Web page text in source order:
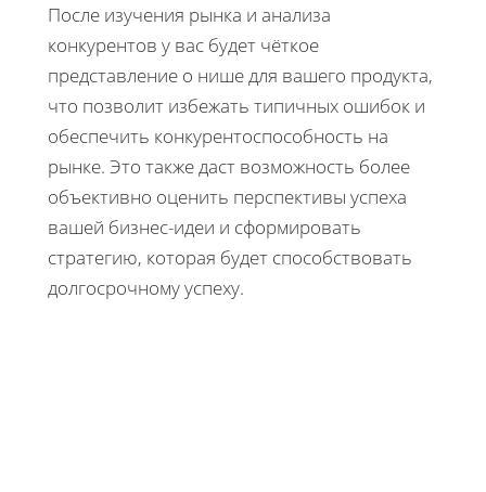
После изучения рынка и анализа
конкурентов у вас будет чёткое
представление о нише для вашего продукта,
что позволит избежать типичных ошибок и
обеспечить конкурентоспособность на
рынке. Это также даст возможность более
объективно оценить перспективы успеха
вашей бизнес-идеи и сформировать
стратегию, которая будет способствовать
долгосрочному успеху.